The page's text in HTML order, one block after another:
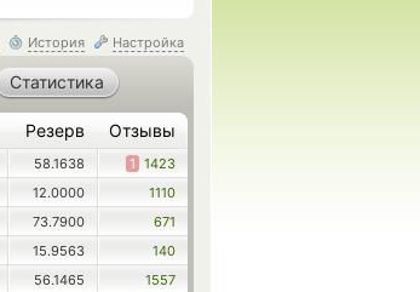
История Настройка
Статистика
Резерв Отзывы
58.1638 1 1423
12.0000
1110
73.7900
671
15.9563
140
56.1465
1557